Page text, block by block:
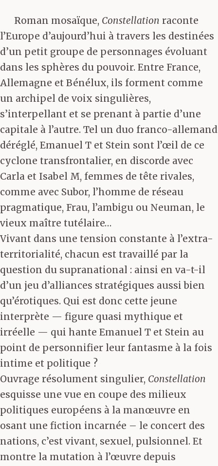
Roman mosaïque, Constellation raconte
l’Europe d’aujourd’hui à travers les destinées
d’un petit groupe de personnages évoluant
dans les sphères du pouvoir. Entre France,
Allemagne et Bénélux, ils forment comme
un archipel de voix singulières,
s’interpellant et se prenant à partie d’une
capitale à l’autre. Tel un duo franco-allemand
déréglé, Emanuel T et Stein sont l’œil de ce
cyclone transfrontalier, en discorde avec
Carla et Isabel M, femmes de tête rivales,
comme avec Subor, l’homme de réseau
pragmatique, Frau, l’ambigu ou Neuman, le
vieux maître tutélaire…
Vivant dans une tension constante à l’extra-
territorialité, chacun est travaillé par la
question du supranational : ainsi en va-t-il
d’un jeu d’alliances stratégiques aussi bien
qu’érotiques. Qui est donc cette jeune
interprète — figure quasi mythique et
irréelle — qui hante Emanuel T et Stein au
point de personnifier leur fantasme à la fois
intime et politique ?
Ouvrage résolument singulier, Constellation
esquisse une vue en coupe des milieux
politiques européens à la manœuvre en
osant une fiction incarnée – le concert des
nations, c’est vivant, sexuel, pulsionnel. Et
montre la mutation à l’œuvre depuis